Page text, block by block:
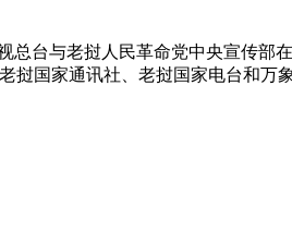
台与老挝人民革命党中央宣传部
国家通讯社、老挝国家电台和万